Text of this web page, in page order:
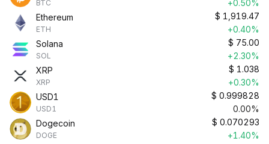
BTC
+0.50%
Ethereum
ETH
$ 1,919.47
+0.40%
Solana
SOL
$ 75.00
+2.30%
XRP
XRP
$ 1.038
+0.30%
USD1
USD1
$ 0.999828
0.00%
Dogecoin
DOGE
$ 0.070293
+1.40%